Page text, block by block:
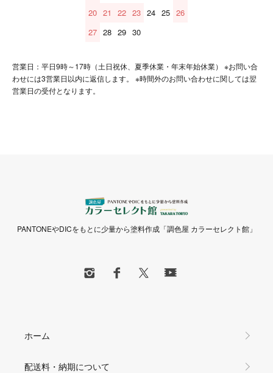
20 21 22 23 24 25 26
27 28 29 30
営業日：平日9時～17時（土日祝休、夏季休業・年末年始休業） ※お問い合
わせには3営業日以内に返信します。 ※時間外のお問い合わせに関しては翌
営業日の受付となります。
PANTONEやDICをもとに少量から塗料作成「調色屋 カラーセレクト館」
ホーム
配送料・納期について